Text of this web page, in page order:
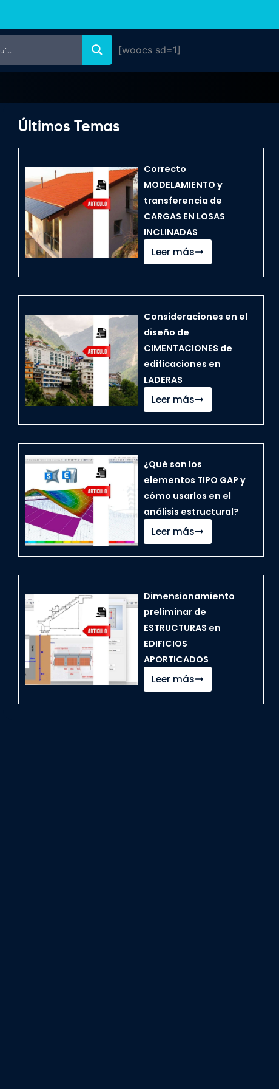
[woocs sd=1]
Últimos Temas
Correcto
MODELAMIENTO y
transferencia de
CARGAS EN LOSAS
INCLINADAS
Leer más
Consideraciones en el
diseño de
CIMENTACIONES de
edificaciones en
LADERAS
Leer más
¿Qué son los
elementos TIPO GAP y
cómo usarlos en el
análisis estructural?
Leer más
Dimensionamiento
preliminar de
ESTRUCTURAS en
EDIFICIOS
APORTICADOS
Leer más